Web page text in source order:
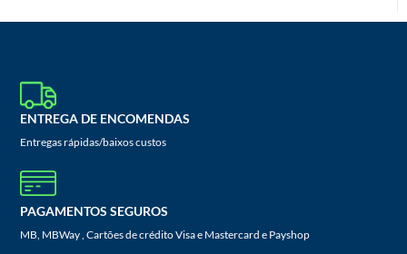
ENTREGA DE ENCOMENDAS
Entregas rápidas/baixos custos
PAGAMENTOS SEGUROS
MB, MBWay , Cartões de crédito Visa e Mastercard e Payshop